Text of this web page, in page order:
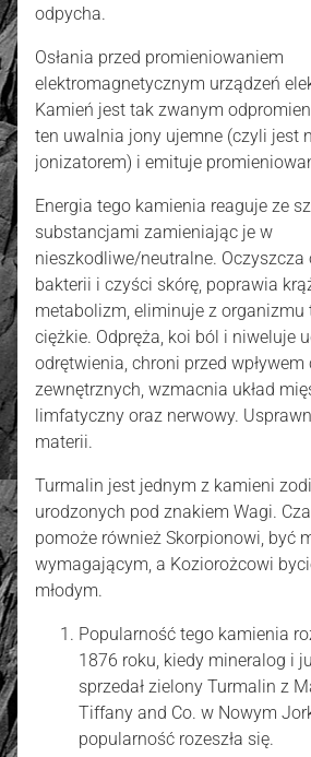
odpycha.
Osłania przed promieniowaniem
elektromagnetycznym urządzeń
Kamień jest tak zwanym
ten uwalnia jony ujemne (czyli jest
jonizatorem) i emituje
Energia tego kamienia reaguje ze
substancjami zamieniając je w
nieszkodliwe/neutralne. Oczyszcza
bakterii i czyści skórę, poprawia
metabolizm, eliminuje z organizmu
ciężkie. Odpręża, koi ból i niweluje
odrętwienia, chroni przed
zewnętrznych, wzmacnia układ
limfatyczny oraz nerwowy.
materii.
Turmalin jest jednym z kamieni
urodzonych pod znakiem Wagi.
pomoże również Skorpionowi, być
wymagającym, a Koziorożcowi
młodym.
Popularność tego kamienia
1876 roku, kiedy mineralog i
sprzedał zielony Turmalin z
Tiffany and Co. w Nowym
popularność rozeszła się.